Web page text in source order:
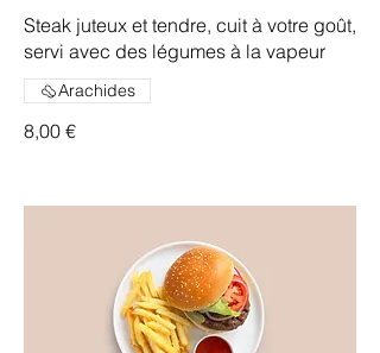
Steak juteux et tendre, cuit à votre goût,
servi avec des légumes à la vapeur
8,00 €
Arachides